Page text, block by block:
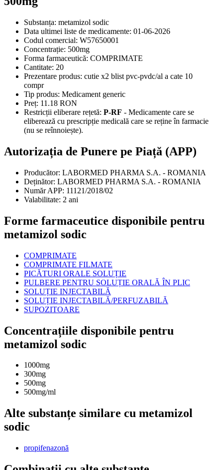
Substanța: metamizol sodic
Data ultimei liste de medicamente: 01-06-2026
Codul comercial: W57650001
Concentrație: 500mg
Forma farmaceutică: COMPRIMATE
Cantitate: 20
Prezentare produs: cutie x2 blist pvc-pvdc/al a cate 10
compr
Tip produs: Medicament generic
Preț: 11.18 RON
Restricții eliberare rețetă: P-RF - Medicamente care se
eliberează cu prescripție medicală care se reține în farmacie
(nu se reînnoiește).
Autorizația de Punere pe Piață (APP)
Producător: LABORMED PHARMA S.A. - ROMANIA
Deținător: LABORMED PHARMA S.A. - ROMANIA
Număr APP: 11121/2018/02
Valabilitate: 2 ani
Forme farmaceutice disponibile pentru
metamizol sodic
COMPRIMATE
COMPRIMATE FILMATE
PICĂTURI ORALE SOLUȚIE
PULBERE PENTRU SOLUȚIE ORALĂ ÎN PLIC
SOLUȚIE INJECTABILĂ
SOLUȚIE INJECTABILĂ/PERFUZABILĂ
SUPOZITOARE
Concentrațiile disponibile pentru
metamizol sodic
1000mg
300mg
500mg
500mg/ml
Alte substanțe similare cu metamizol
sodic
propifenazonă